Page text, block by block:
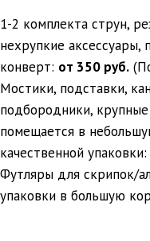
1-2 комплекта струн,
нехрупкие
конверт: от 350 руб.
Мостики, подставки,
подбородники,
помещается в
качественной упаковки:
Футляры для скрипок/
упаковки в большую